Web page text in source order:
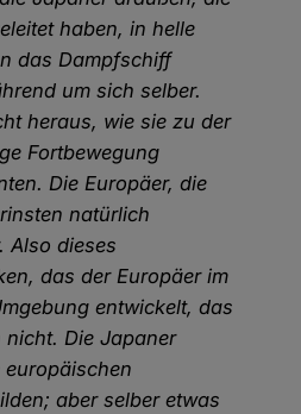
haben, in helle
das Dampfschiff
um sich selber.
heraus, wie sie zu der
Fortbewegung
Die Europäer, die
natürlich
Also dieses
das der Europäer im
entwickelt, das
Die Japaner
aber selber etwas